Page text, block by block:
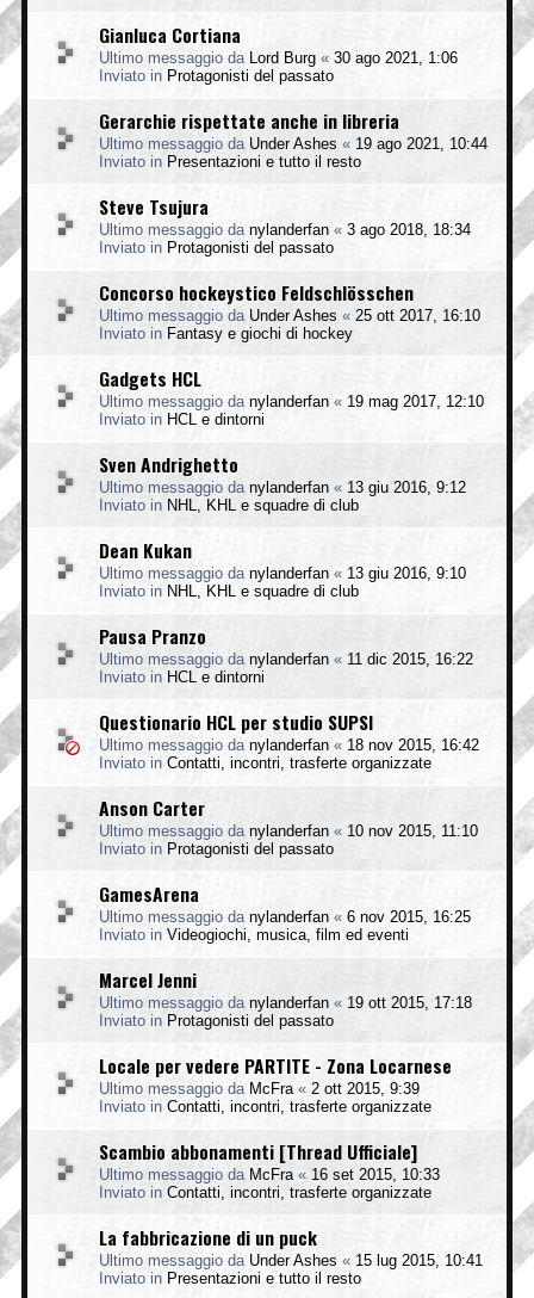
Gianluca Cortiana
Ultimo messaggio da Lord Burg « 30 ago 2021, 1:06
Inviato in Protagonisti del passato
Gerarchie rispettate anche in libreria
Ultimo messaggio da Under Ashes « 19 ago 2021, 10:44
Inviato in Presentazioni e tutto il resto
Steve Tsujura
Ultimo messaggio da nylanderfan « 3 ago 2018, 18:34
Inviato in Protagonisti del passato
Concorso hockeystico Feldschlösschen
Ultimo messaggio da Under Ashes « 25 ott 2017, 16:10
Inviato in Fantasy e giochi di hockey
Gadgets HCL
Ultimo messaggio da nylanderfan « 19 mag 2017, 12:10
Inviato in HCL e dintorni
Sven Andrighetto
Ultimo messaggio da nylanderfan « 13 giu 2016, 9:12
Inviato in NHL, KHL e squadre di club
Dean Kukan
Ultimo messaggio da nylanderfan « 13 giu 2016, 9:10
Inviato in NHL, KHL e squadre di club
Pausa Pranzo
Ultimo messaggio da nylanderfan « 11 dic 2015, 16:22
Inviato in HCL e dintorni
Questionario HCL per studio SUPSI
Ultimo messaggio da nylanderfan « 18 nov 2015, 16:42
Inviato in Contatti, incontri, trasferte organizzate
Anson Carter
Ultimo messaggio da nylanderfan « 10 nov 2015, 11:10
Inviato in Protagonisti del passato
GamesArena
Ultimo messaggio da nylanderfan « 6 nov 2015, 16:25
Inviato in Videogiochi, musica, film ed eventi
Marcel Jenni
Ultimo messaggio da nylanderfan « 19 ott 2015, 17:18
Inviato in Protagonisti del passato
Locale per vedere PARTITE - Zona Locarnese
Ultimo messaggio da McFra « 2 ott 2015, 9:39
Inviato in Contatti, incontri, trasferte organizzate
Scambio abbonamenti [Thread Ufficiale]
Ultimo messaggio da McFra « 16 set 2015, 10:33
Inviato in Contatti, incontri, trasferte organizzate
La fabbricazione di un puck
Ultimo messaggio da Under Ashes « 15 lug 2015, 10:41
Inviato in Presentazioni e tutto il resto